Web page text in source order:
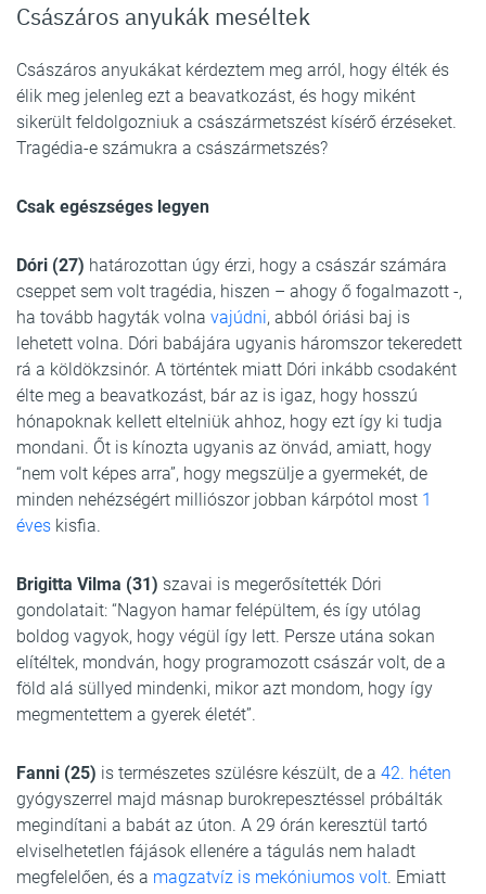
Császáros anyukák meséltek
Császáros anyukákat kérdeztem meg arról, hogy élték és
élik meg jelenleg ezt a beavatkozást, és hogy miként
sikerült feldolgozniuk a császármetszést kísérő érzéseket.
Tragédia-e számukra a császármetszés?
Csak egészséges legyen
Dóri (27) határozottan úgy érzi, hogy a császár számára
cseppet sem volt tragédia, hiszen – ahogy ő fogalmazott -,
ha tovább hagyták volna vajúdni, abból óriási baj is
lehetett volna. Dóri babájára ugyanis háromszor tekeredett
rá a köldökzsinór. A történtek miatt Dóri inkább csodaként
élte meg a beavatkozást, bár az is igaz, hogy hosszú
hónapoknak kellett eltelniük ahhoz, hogy ezt így ki tudja
mondani. Őt is kínozta ugyanis az önvád, amiatt, hogy
“nem volt képes arra”, hogy megszülje a gyermekét, de
minden nehézségért milliószor jobban kárpótol most 1
éves kisfia.
Brigitta Vilma (31) szavai is megerősítették Dóri
gondolatait: “Nagyon hamar felépültem, és így utólag
boldog vagyok, hogy végül így lett. Persze utána sokan
elítéltek, mondván, hogy programozott császár volt, de a
föld alá süllyed mindenki, mikor azt mondom, hogy így
megmentettem a gyerek életét”.
Fanni (25) is természetes szülésre készült, de a 42. héten
gyógyszerrel majd másnap burokrepesztéssel próbálták
megindítani a babát az úton. A 29 órán keresztül tartó
elviselhetetlen fájások ellenére a tágulás nem haladt
megfelelően, és a magzatvíz is mekóniumos volt. Emiatt